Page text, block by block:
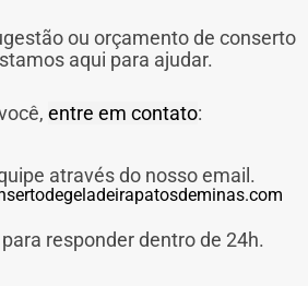
ou orçamento de conserto
aqui para ajudar.
entre em contato:
através do nosso email.
responder dentro de 24h.